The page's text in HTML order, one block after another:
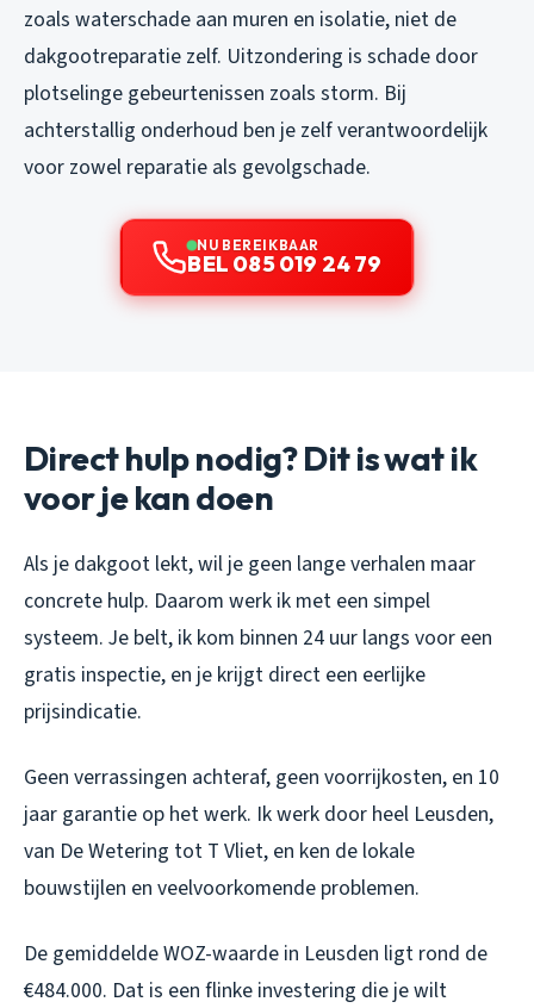
zoals waterschade aan muren en isolatie, niet de
dakgootreparatie zelf. Uitzondering is schade door
plotselinge gebeurtenissen zoals storm. Bij
achterstallig onderhoud ben je zelf verantwoordelijk
voor zowel reparatie als gevolgschade.
NU BEREIKBAAR
BEL 085 019 24 79
Direct hulp nodig? Dit is wat ik
voor je kan doen
Als je dakgoot lekt, wil je geen lange verhalen maar
concrete hulp. Daarom werk ik met een simpel
systeem. Je belt, ik kom binnen 24 uur langs voor een
gratis inspectie, en je krijgt direct een eerlijke
prijsindicatie.
Geen verrassingen achteraf, geen voorrijkosten, en 10
jaar garantie op het werk. Ik werk door heel Leusden,
van De Wetering tot T Vliet, en ken de lokale
bouwstijlen en veelvoorkomende problemen.
De gemiddelde WOZ-waarde in Leusden ligt rond de
€484.000. Dat is een flinke investering die je wilt